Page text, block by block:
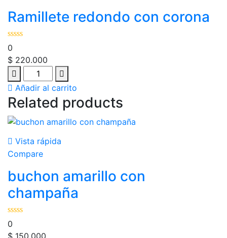
Ramillete redondo con corona
0
$ 220.000
Añadir al carrito
Related products
Vista rápida
Compare
buchon amarillo con
champaña
0